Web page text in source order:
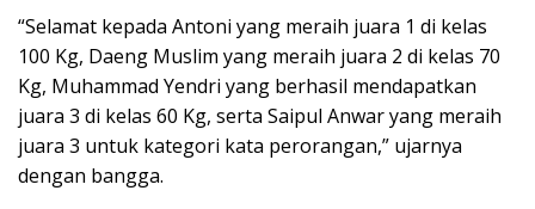
“Selamat kepada Antoni yang meraih juara 1 di kelas
100 Kg, Daeng Muslim yang meraih juara 2 di kelas 70
Kg, Muhammad Yendri yang berhasil mendapatkan
juara 3 di kelas 60 Kg, serta Saipul Anwar yang meraih
juara 3 untuk kategori kata perorangan,” ujarnya
dengan bangga.